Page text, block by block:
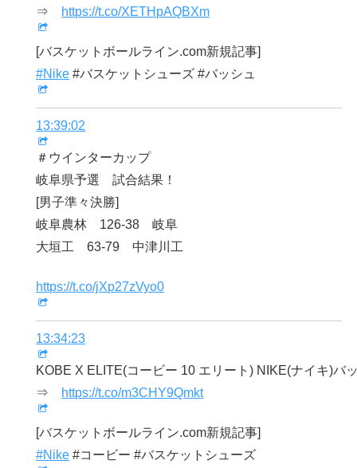
⇒ https://t.co/XETHpAQBXm
[バスケットボールライン.com新規記事]
#Nike #バスケットシューズ #バッシュ
13:39:02
＃ウインターカップ
岐阜県予選 試合結果！
[男子準々決勝]
岐阜農林 126-38 岐阜
大垣工 63-79 中津川工
https://t.co/jXp27zVyo0
13:34:23
KOBE X ELITE(コービー 10 エリート) NIKE(ナイキ)バ
⇒
https://t.co/m3CHY9Qmkt
[バスケットボールライン.com新規記事]
#Nike #コービー #バスケットシューズ